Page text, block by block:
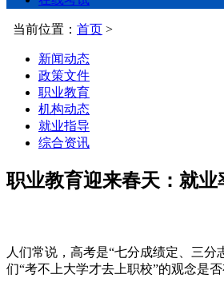
当前位置： 首页 >
新闻动态
政策文件
职业教育
机构动态
就业指导
综合资讯
职业教育迎来春天：就
人们常说，高考是“七分成绩定、三
们“考不上大学才去上职校”的观念是